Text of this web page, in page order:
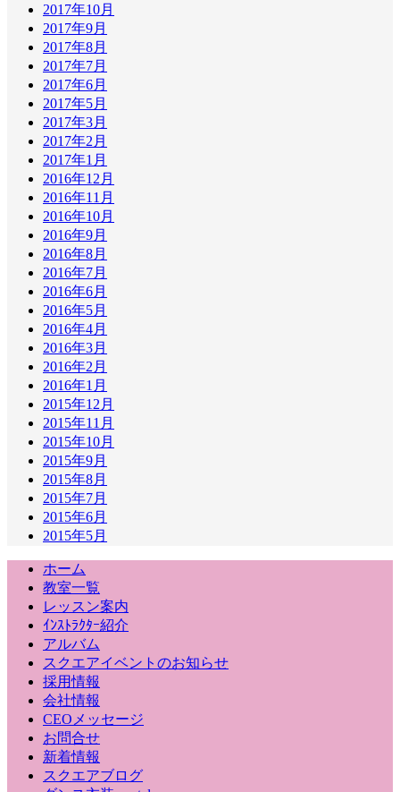
2017年10月
2017年9月
2017年8月
2017年7月
2017年6月
2017年5月
2017年3月
2017年2月
2017年1月
2016年12月
2016年11月
2016年10月
2016年9月
2016年8月
2016年7月
2016年6月
2016年5月
2016年4月
2016年3月
2016年2月
2016年1月
2015年12月
2015年11月
2015年10月
2015年9月
2015年8月
2015年7月
2015年6月
2015年5月
ホーム
教室一覧
レッスン案内
ｲﾝｽﾄﾗｸﾀｰ紹介
アルバム
スクエアイベントのお知らせ
採用情報
会社情報
CEOメッセージ
お問合せ
新着情報
スクエアブログ